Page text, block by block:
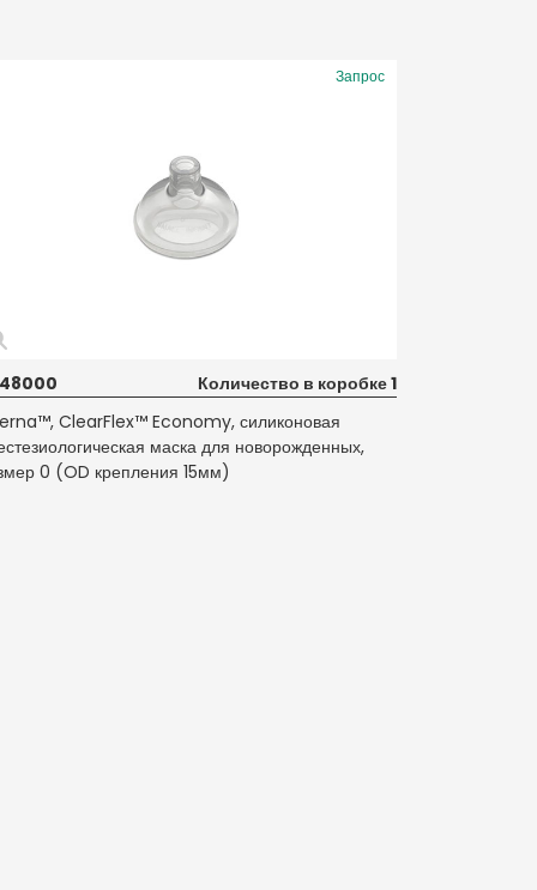
Запрос
Количество в коробке 1
ClearFlex™ Economy, силиконовая
маска для новорожденных,
0 (OD крепления 15мм)